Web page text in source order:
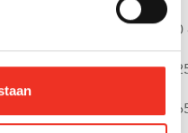
- 65 jaar